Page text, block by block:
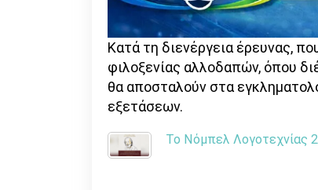
Κατά τη διενέργεια έρευνας,
φιλοξενίας αλλοδαπών, όπου
θα αποσταλούν στα
εξετάσεων.
Το Νόμπελ Λογοτεχνίας